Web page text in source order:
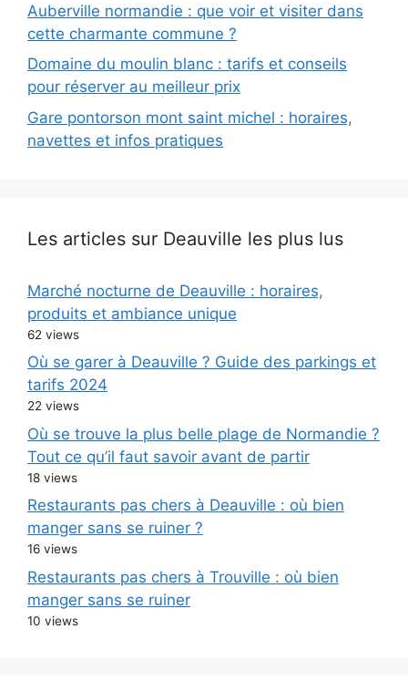
Auberville normandie : que voir et visiter dans
cette charmante commune ?
Domaine du moulin blanc : tarifs et conseils
pour réserver au meilleur prix
Gare pontorson mont saint michel : horaires,
navettes et infos pratiques
Les articles sur Deauville les plus lus
Marché nocturne de Deauville : horaires,
produits et ambiance unique
62 views
Où se garer à Deauville ? Guide des parkings et
tarifs 2024
22 views
Où se trouve la plus belle plage de Normandie ?
Tout ce qu’il faut savoir avant de partir
18 views
Restaurants pas chers à Deauville : où bien
manger sans se ruiner ?
16 views
Restaurants pas chers à Trouville : où bien
manger sans se ruiner
10 views